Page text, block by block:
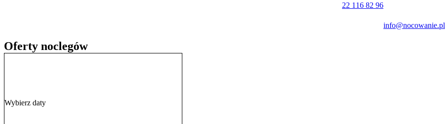
Na terenie obiektu zapewniono dostęp do internetu. Goście mogą korzystać z bezpłatnej sieci Wi-Fi w przestrzeniach wspólnych.
Doba hotelowa rozpoczyna się o godzinie 15:00 i kończy o 11:00 dnia następnego. Płatności za pobyt można dokonać przelewem.
22 116 82 96
info@nocowanie.pl
Oferty noclegów
Wybierz daty